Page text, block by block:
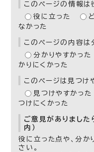
このページの情報は
役に立った
なかった
このページの内容は
分かりやすかった
かりにくかった
このページは見つけ
見つけやすかった
つけにくかった
ご意見がありました
内）
役に立った点や、分か
さい。